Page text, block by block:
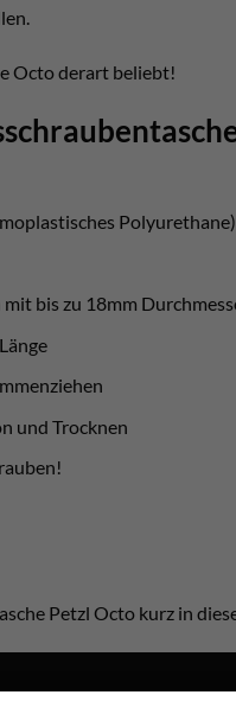
Octo derart beliebt!
Polyurethane)
bis zu 18mm
und Trocknen
Petzl Octo kurz in